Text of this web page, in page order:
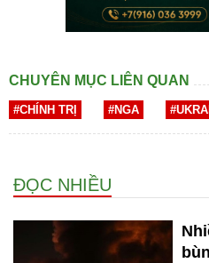
CHUYÊN MỤC LIÊN QUAN
#CHÍNH TRỊ #NGA
ĐỌC NHIỀU